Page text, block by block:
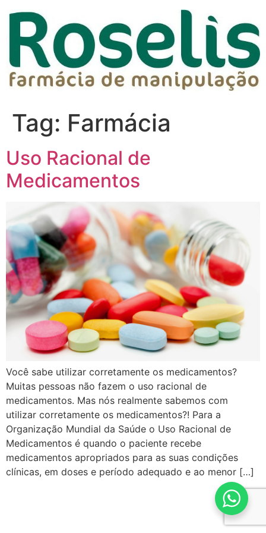
Tag: Farmácia
Uso Racional de
Medicamentos
Você sabe utilizar corretamente os medicamentos?
Muitas pessoas não fazem o uso racional de
medicamentos. Mas nós realmente sabemos com
utilizar corretamente os medicamentos?! Para a
Organização Mundial da Saúde o Uso Racional de
Medicamentos é quando o paciente recebe
medicamentos apropriados para as suas condições
clínicas, em doses e período adequado e ao menor […]